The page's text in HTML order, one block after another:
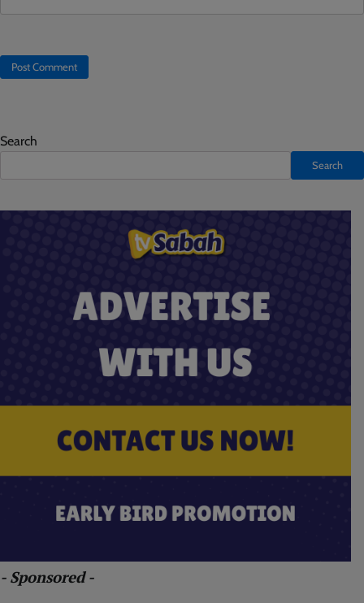
Search
Search
- Sponsored -